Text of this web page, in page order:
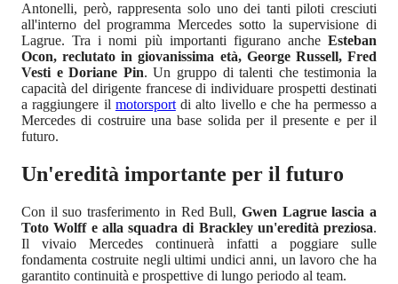
Antonelli, però, rappresenta solo uno dei tanti piloti cresciuti
all'interno del programma Mercedes sotto la supervisione di
Lagrue. Tra i nomi più importanti figurano anche Esteban
Ocon, reclutato in giovanissima età, George Russell, Fred
Vesti e Doriane Pin. Un gruppo di talenti che testimonia la
capacità del dirigente francese di individuare prospetti destinati
a raggiungere il motorsportdi alto livello e che ha permesso a
Mercedes di costruire una base solida per il presente e per il
futuro.
Un'eredità importante per il futuro
Con il suo trasferimento in Red Bull, Gwen Lagrue lascia a
Toto Wolff e alla squadra di Brackley un'eredità preziosa.
Il vivaio Mercedes continuerà infatti a poggiare sulle
fondamenta costruite negli ultimi undici anni, un lavoro che ha
garantito continuità e prospettive di lungo periodo al team.